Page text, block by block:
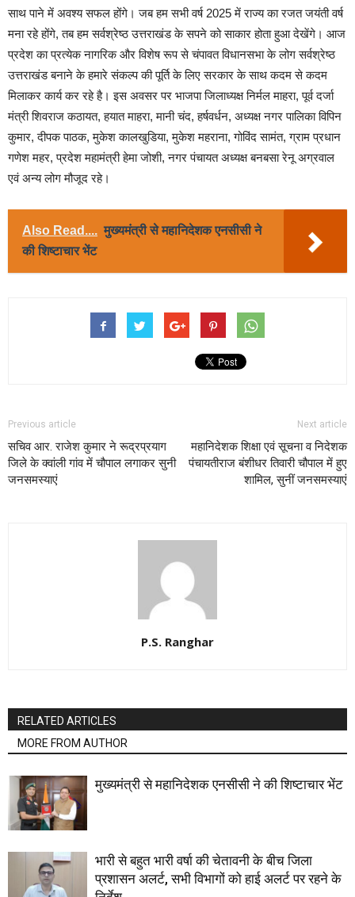
साथ पाने में अवश्य सफल होंगे। जब हम सभी वर्ष 2025 में राज्य का रजत जयंती वर्ष
मना रहे होंगे, तब हम सर्वश्रेष्ठ उत्तराखंड के सपने को साकार होता हुआ देखेंगे। आज
प्रदेश का प्रत्येक नागरिक और विशेष रूप से चंपावत विधानसभा के लोग सर्वश्रेष्ठ
उत्तराखंड बनाने के हमारे संकल्प की पूर्ति के लिए सरकार के साथ कदम से कदम
मिलाकर कार्य कर रहे है। इस अवसर पर भाजपा जिलाध्यक्ष निर्मल माहरा, पूर्व दर्जा
मंत्री शिवराज कठायत, हयात माहरा, मानी चंद, हर्षवर्धन, अध्यक्ष नगर पालिका विपिन
कुमार, दीपक पाठक, मुकेश कालखुडिया, मुकेश महराना, गोविंद सामंत, ग्राम प्रधान
गणेश महर, प्रदेश महामंत्री हेमा जोशी, नगर पंचायत अध्यक्ष बनबसा रेनू अग्रवाल
एवं अन्य लोग मौजूद रहे।
Also Read.... मुख्यमंत्री से महानिदेशक एनसीसी ने
की शिष्टाचार भेंट
Previous article
सचिव आर. राजेश कुमार ने रूद्रप्रयाग
जिले के क्वांली गांव में चौपाल लगाकर सुनी
जनसमस्याएं
Next article
महानिदेशक शिक्षा एवं सूचना व निदेशक
पंचायतीराज बंशीधर तिवारी चौपाल में हुए
शामिल, सुनीं जनसमस्याएं
P.S. Ranghar
RELATED ARTICLES
MORE FROM AUTHOR
मुख्यमंत्री से महानिदेशक एनसीसी ने की शिष्टाचार भेंट
भारी से बहुत भारी वर्षा की चेतावनी के बीच जिला
प्रशासन अलर्ट, सभी विभागों को हाई अलर्ट पर रहने के